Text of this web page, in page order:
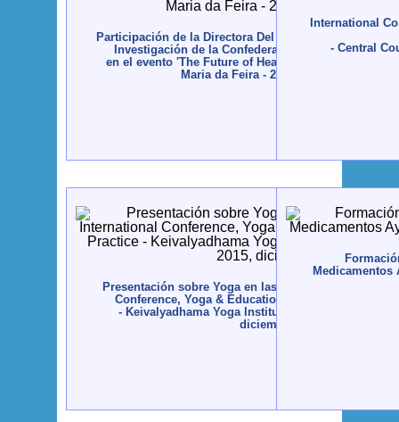
Participación de la Directora Del Departamento
Investigación de la Confederación Portuguesa del
en el evento 'The Future of Healthcare', Europarque,
Maria da Feira - 2019, enero, 31
International
- Central
Presentación sobre Yoga en las Escuelas - 8th
Conference, Yoga & Education, Principles and
- Keivalyadhama Yoga Institute Lonavala, Índia -
diciembre
Medicamentos